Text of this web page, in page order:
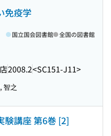
免疫学
2008.2<SC151-J11>
国立国会図書館 全国の図書館
智之
験講座 第6巻 [2]